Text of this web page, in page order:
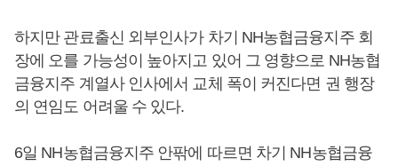
하지만 관료출신 외부인사가 차기 NH농협금융지주 회
장에 오를 가능성이 높아지고 있어 그 영향으로 NH농협
금융지주 계열사 인사에서 교체 폭이 커진다면 권 행장
의 연임도 어려울 수 있다.
6일 NH농협금융지주 안팎에 따르면 차기 NH농협금융